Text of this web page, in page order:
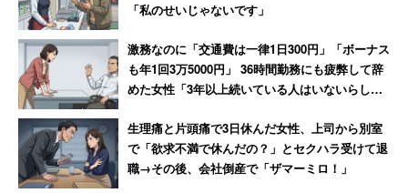
「私のせいじゃないです」
激務なのに「交通費は一律1日300円」「ボーナス
も年1回3万5000円」 36時間勤務にも疲弊して辞
めた女性「3年以上続いている人はいないらし
生理痛と片頭痛で3日休んだ女性、上司から別室
で「欲求不満で休んだの？」とセクハラ受けて退
職→その後、会社倒産で「ザマーミロ！」